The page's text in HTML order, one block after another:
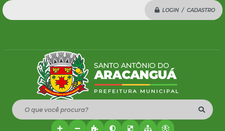
LOGIN / CADASTRO
O que você procura?